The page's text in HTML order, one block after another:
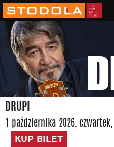
DRUPI
1 października 2026, czwartek
KUP BILET